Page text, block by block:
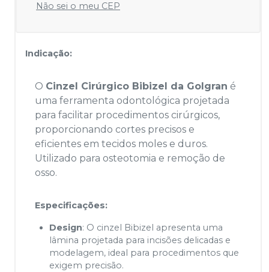
Não sei o meu CEP
Indicação:
O Cinzel Cirúrgico Bibizel da Golgran é
uma ferramenta odontológica projetada
para facilitar procedimentos cirúrgicos,
proporcionando cortes precisos e
eficientes em tecidos moles e duros.
Utilizado para osteotomia e remoção de
osso.
Especificações:
Design: O cinzel Bibizel apresenta uma
lâmina projetada para incisões delicadas e
modelagem, ideal para procedimentos que
exigem precisão.